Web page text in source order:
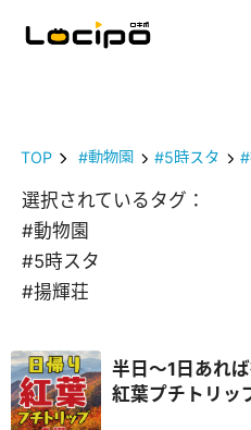
TOP #動物園 #5時スタ
選択されているタグ：
#動物園
#5時スタ
#揚輝荘
半日～1日あれ
紅葉プチトリッ